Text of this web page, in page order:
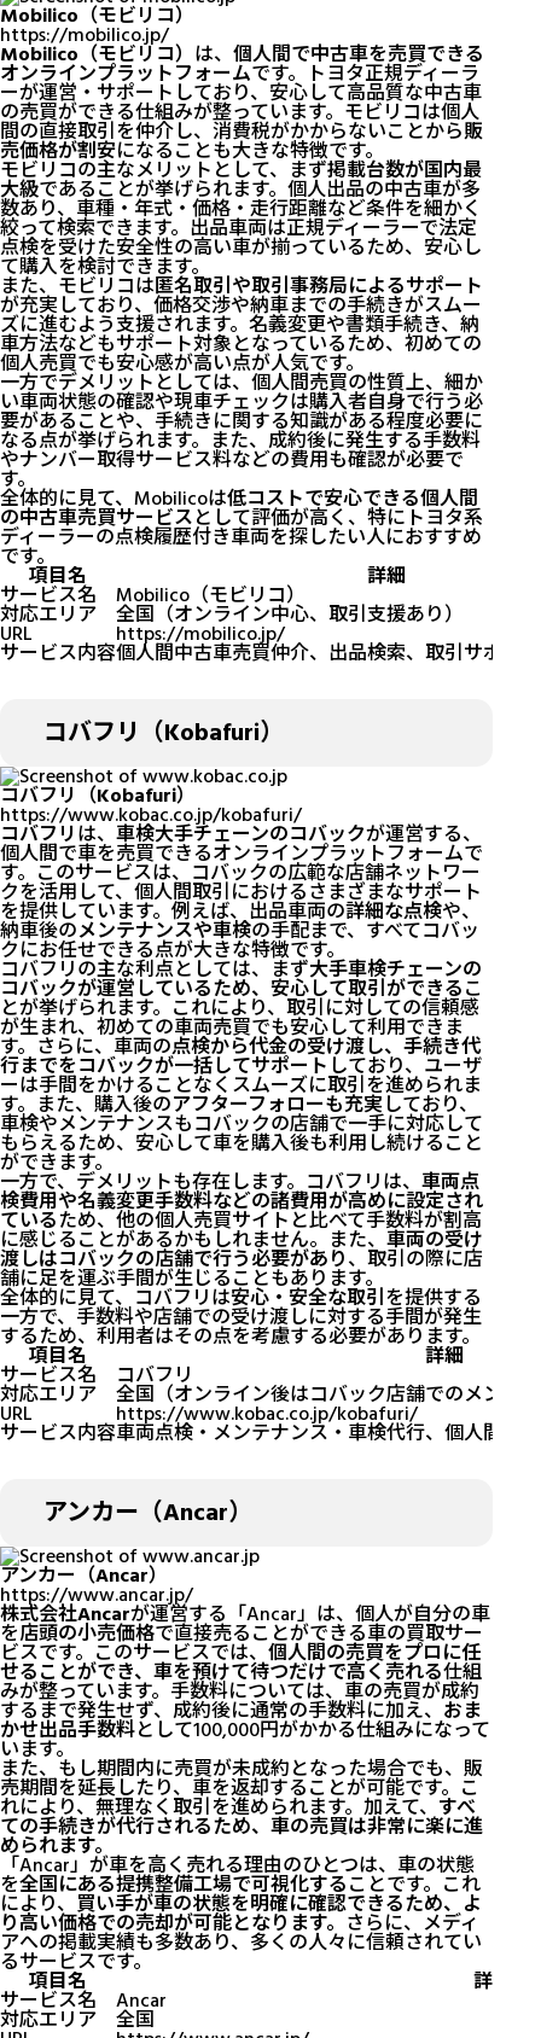
Mobilico（モビリコ）
https://mobilico.jp/
Mobilico（モビリコ） は、 個人間で中古車を売買できる
オンラインプラットフォームです。トヨタ正規ディーラ
ーが運営・サポートしており、安心して高品質な中古車
の売買ができる仕組みが整っています。モビリコは個人
間の直接取引を仲介し、消費税がかからないことから販
売価格が割安になることも大きな特徴です。
モビリコの主なメリットとして、まず掲載台数が国内最
大級であることが挙げられます。個人出品の中古車が多
数あり、車種・年式・価格・走行距離など条件を細かく
絞って検索できます。出品車両は正規ディーラーで法定
点検を受けた安全性の高い車が揃っているため、安心し
て購入を検討できます。
また、モビリコは匿名取引や取引事務局によるサポート
が充実しており、価格交渉や納車までの手続きがスムー
ズに進むよう支援されます。名義変更や書類手続き、納
車方法などもサポート対象となっているため、初めての
個人売買でも安心感が高い点が人気です。
一方でデメリットとしては、個人間売買の性質上、細か
い車両状態の確認や現車チェックは購入者自身で行う必
要があることや、手続きに関する知識がある程度必要に
なる点が挙げられます。また、成約後に発生する手数料
やナンバー取得サービス料などの費用も確認が必要で
す。
全体的に見て、Mobilicoは低コストで安心できる個人間
の中古車売買サービスとして評価が高く、特にトヨタ系
ディーラーの点検履歴付き車両を探したい人におすすめ
です。
項目名 詳細
サービス名 Mobilico（モビリコ）
対応エリア 全国（オンライン中心、取引支援あり）
URL https://mobilico.jp/
サービス内容個人間中古車売買仲介、出品検索、取引サポー
コバフリ（Kobafuri）
コバフリ（Kobafuri）
https://www.kobac.co.jp/kobafuri/
コバフリ は、 車検大手チェーンのコバックが運営する、
個人間で車を売買できるオンラインプラットフォームで
す。このサービスは、コバックの広範な店舗ネットワー
クを活用して、個人間取引におけるさまざまなサポート
を提供しています。例えば、出品車両の詳細な点検や、
納車後のメンテナンスや車検の手配まで、すべてコバッ
クにお任せできる点が大きな特徴です。
コバフリの主な利点としては、まず大手車検チェーンの
コバックが運営しているため、安心して取引ができるこ
とが挙げられます。これにより、取引に対しての信頼感
が生まれ、初めての車両売買でも安心して利用できま
す。さらに、車両の点検から代金の受け渡し、手続き代
行までをコバックが一括してサポート しており、ユーザ
ーは手間をかけることなくスムーズに取引を進められま
す。また、購入後のアフターフォローも充実 しており、
車検やメンテナンスもコバックの店舗で一手に対応して
もらえるため、安心して車を購入後も利用し続けること
ができます。
一方で、デメリットも存在します。コバフリは、 車両点
検費用や名義変更手数料などの諸費用が高めに設定され
ているため、他の個人売買サイトと比べて手数料が割高
に感じることがあるかもしれません。また、 車両の受け
渡しはコバックの店舗で行う必要があり、取引の際に店
舗に足を運ぶ手間が生じることもあります。
全体的に見て、コバフリは安心・安全な取引を提供する
一方で、手数料や店舗での受け渡しに対する手間が発生
するため、利用者はその点を考慮する必要があります。
項目名 詳細
サービス名 コバフリ
対応エリア 全国（オンライン後はコバック店舗でのメンテ
URL https://www.kobac.co.jp/kobafuri/
サービス内容車両点検・メンテナンス・車検代行、個人間で
アンカー（Ancar）
アンカー（Ancar）
https://www.ancar.jp/
株式会社Ancarが運営する「Ancar」は、個人が自分の車
を店頭の小売価格で直接売ることができる車の買取サー
ビスです。このサービスでは、 個人間の売買をプロに任
せることができ、車を預けて待つだけで高く売れる仕組
みが整っています。手数料については、車の売買が成約
するまで発生せず、成約後に通常の手数料に加え、 おま
かせ出品手数料として100,000円がかかる仕組みになって
います。
また、もし期間内に売買が未成約となった場合でも、販
売期間を延長したり、車を返却することが可能です。こ
れにより、無理なく取引を進められます。加えて、 すべ
ての手続きが代行されるため、車の売買は非常に楽に進
められます。
「Ancar」が車を高く売れる理由のひとつは、車の状態
を全国にある提携整備工場で可視化することです。これ
により、 買い手が車の状態を明確に確認できるため、よ
り高い価格での売却が可能となります。 さらに、メディ
アへの掲載実績も多数あり、多くの人々に信頼されてい
るサービスです。
項目名 詳細
サービス名 Ancar
対応エリア 全国